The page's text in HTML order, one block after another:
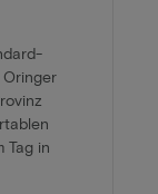
Oringer
Tag in